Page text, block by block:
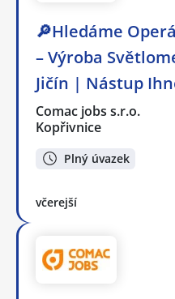
🔎Hledáme
– Výroba
Jičín | Nástup
Comac jobs s.r.o.
Kopřivnice
Plný úvazek
včerejší